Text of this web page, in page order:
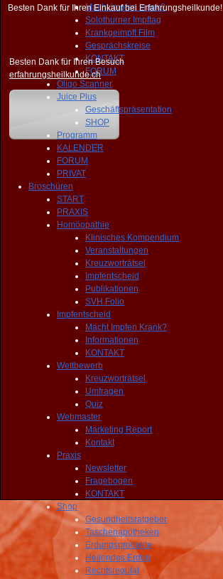
Macht impfen krank?
Solothurner Impftag
Krankgeimpft Film
Gesprächskreise
KONTAKT
FORUM
Oligo Scanner
Juice Plus
Geschäftspräsentation
SHOP
Programm
KALENDER
FORUM
PRIVAT
Broschüren
START
PRAXIS
Homöopathie
Klinisches Kompendium
Veranstaltungen
Kreuzworträtsel
Impfentscheid
Publikationen
SVH Folio
Impfentscheid
Macht Impfen Krank?
Informationen
KONTAKT
Wettbewerb
Kreuzworträtsel
Umfragen
Quiz
Webmaster
Marketing Report
Kontakt
Praxis
Newsletter
Fragebogen
KONTAKT
Shop
Gesundheitsratgeber
Taschenapotheken
Erdungsprodukte
Heilendes Erden
Rechtsregulat
Besten Dank für Ihren Einkauf bei Erfahrungsheilkunde!
Besten Dank für Ihren Besuch
erfahrungsheilkunde.ch